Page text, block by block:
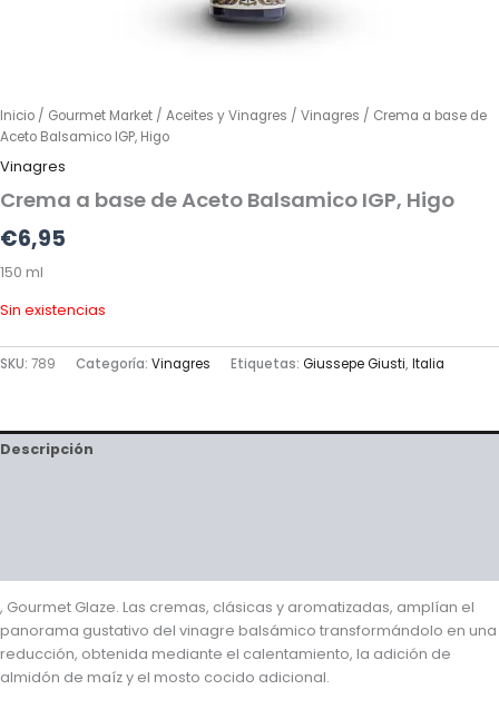
Inicio / Gourmet Market / Aceites y Vinagres / Vinagres / Crema a base de
Aceto Balsamico IGP, Higo
Vinagres
Crema a base de Aceto Balsamico IGP, Higo
€6,95
150 ml
Sin existencias
SKU: 789 Categoría: Vinagres Etiquetas: Giussepe Giusti, Italia
Descripción
, Gourmet Glaze. Las cremas, clásicas y aromatizadas, amplían el
panorama gustativo del vinagre balsámico transformándolo en una
reducción, obtenida mediante el calentamiento, la adición de
almidón de maíz y el mosto cocido adicional.